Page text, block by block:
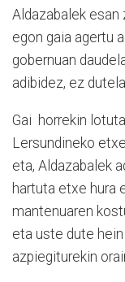
Aldazabalek esan
egon gaia agertu
gobernuan
adibidez, ez
Gai horrekin
Lersundineko
eta, Aldazabalek
hartuta etxe hura
mantenuaren
eta uste dute
azpiegiturekin